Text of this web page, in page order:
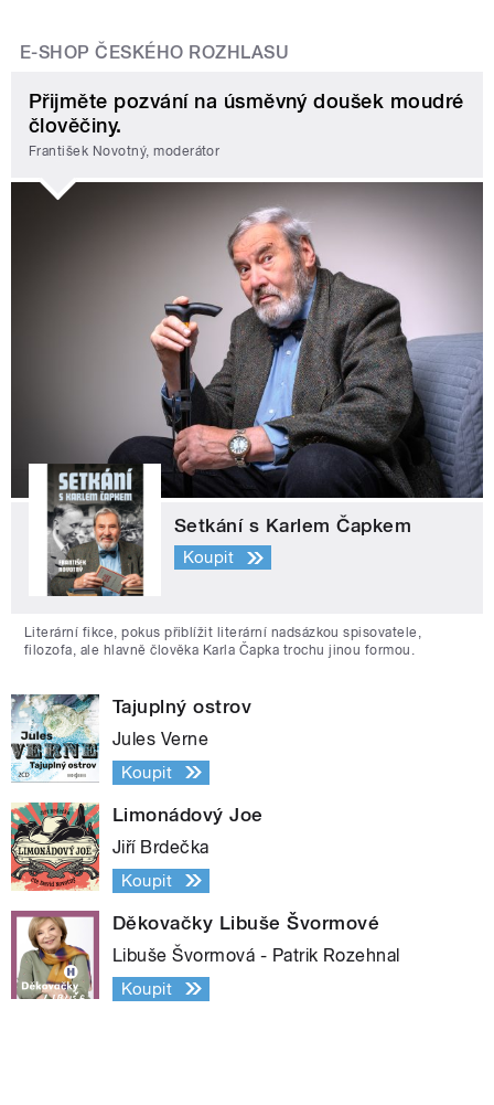
E-SHOP ČESKÉHO ROZHLASU
Přijměte pozvání na úsměvný doušek moudré
člověčiny.
František Novotný, moderátor
Setkání s Karlem Čapkem
Koupit
Literární fikce, pokus přiblížit literární nadsázkou spisovatele,
filozofa, ale hlavně člověka Karla Čapka trochu jinou formou.
Tajuplný ostrov
Jules Verne
Koupit
Limonádový Joe
Jiří Brdečka
Koupit
Děkovačky Libuše Švormové
Libuše Švormová - Patrik Rozehnal
Koupit